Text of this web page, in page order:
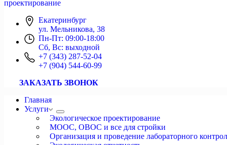
проектирование
Екатеринбург
ул. Мельникова, 38
Пн-Пт: 09:00-18:00
Сб, Вс: выходной
+7 (343) 287-52-04
+7 (904) 544-60-99
ЗАКАЗАТЬ ЗВОНОК
Главная
Услуги
Экологическое проектирование
МООС, ОВОС и все для стройки
Организация и проведение лабораторного